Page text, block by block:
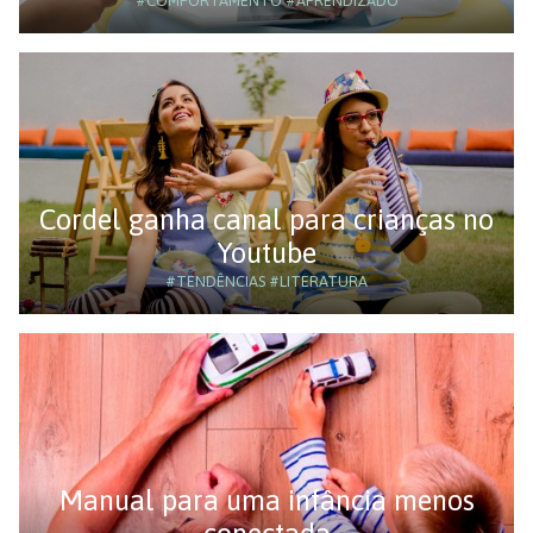
Cordel ganha canal para crianças no
Youtube
#TENDÊNCIAS#LITERATURA
Manual para uma infância menos